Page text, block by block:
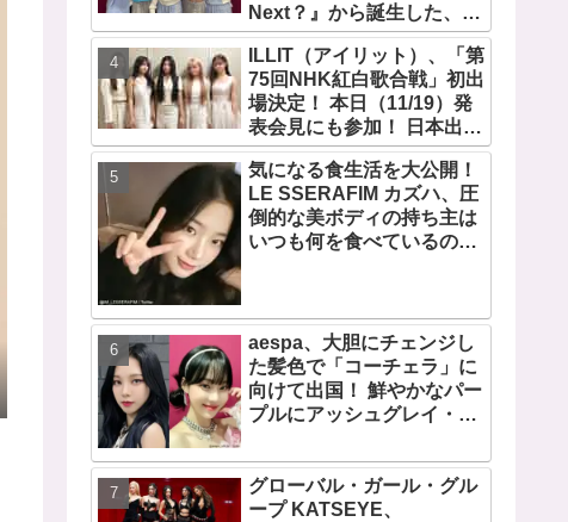
Next？』から誕生した、日
本人のイロハとモカを含む
5人組ガールズグループ！
デビュー曲「Magnetic」が
いきなりの大ヒット
ILLIT（アイリット）、「第
75回NHK紅白歌合戦」初出
場決定！ 本日（11/19）発
表会見にも参加！ 日本出身
のイロハとモカ、意気込み
を語る「ずっと夢見てたス
テージ…嬉しくて光栄」
気になる食生活を大公開！
LE SSERAFIM カズハ、圧
倒的な美ボディの持ち主は
いつも何を食べているの？
aespa、大胆にチェンジし
た髪色で「コーチェラ」に
向けて出国！ 鮮やかなパー
プルにアッシュグレイ・・
ターと完全一致のその姿に
悶絶
グローバル・ガール・グル
ープ KATSEYE、